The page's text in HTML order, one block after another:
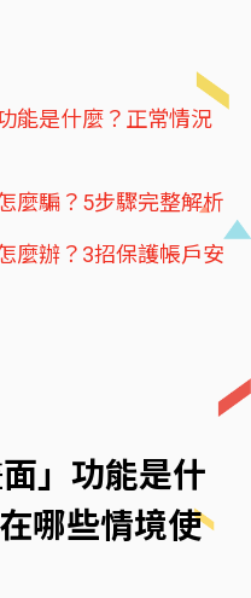
能是什麼？正常情況
麼騙？5步驟完整解析
麼辦？3招保護帳戶安
」功能是什
哪些情境使